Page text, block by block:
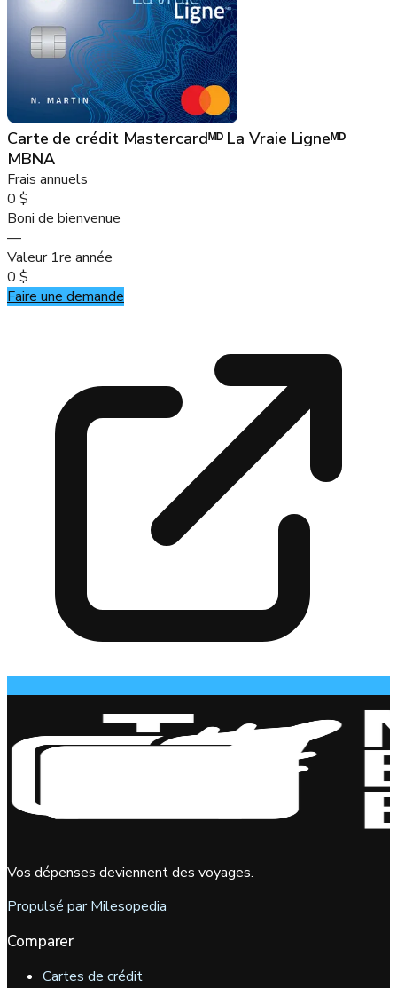
Carte de crédit Mastercardᴹᴰ La Vraie Ligneᴹᴰ
MBNA
Frais annuels
0 $
Boni de bienvenue
—
Valeur 1re année
0 $
Faire une demande
Vos dépenses deviennent des voyages.
Propulsé par Milesopedia
Comparer
Cartes de crédit